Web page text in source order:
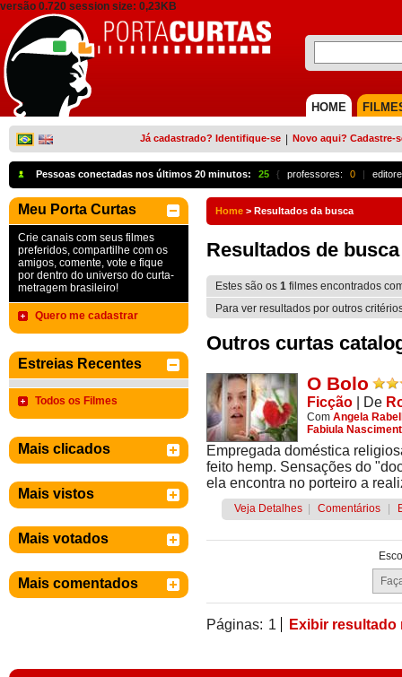
versão 0.720 session size: 0,23KB
HOME
Já cadastrado? Identifique-se Novo aqui? Cadastre-
Pessoas conectadas nos últimos 20 minutos: 25 { professores: 0 |
Meu Porta Curtas
Crie canais com seus filmes
preferidos, compartilhe com os
amigos, comente, vote e fique
por dentro do universo do curta-
metragem brasileiro!
Quero me cadastrar
Estreias Recentes
Todos os Filmes
Mais clicados
Mais vistos
Mais votados
Mais comentados
Home > Resultados da busca
Resultados de busca
Estes são os 1 filmes encontrados
Para ver resultados por outros
Outros curtas
O Bolo
Ficção De
Com Angela
Fabiula
Empregada doméstica
feito hemp. Sensações do
ela encontra no porteiro a
Veja Detalhes Comentários
Páginas: 1 Exibir resultado